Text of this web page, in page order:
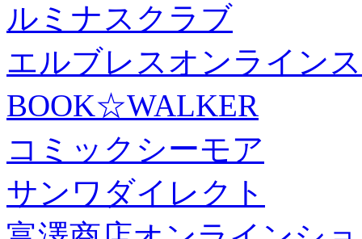
ルミナスクラブ
エルブレスオンライン
BOOK☆WALKER
コミックシーモア
サンワダイレクト